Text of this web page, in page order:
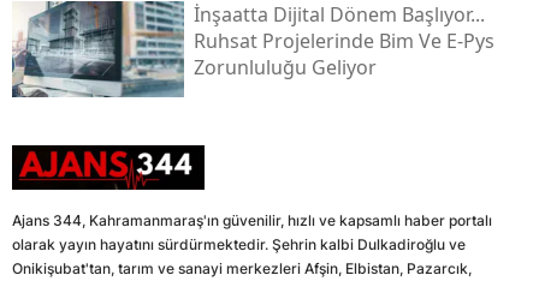
İnşaatta Dijital Dönem Başlıyor...
Ruhsat Projelerinde Bim Ve E-Pys
Zorunluluğu Geliyor
Ajans 344, Kahramanmaraş'ın güvenilir, hızlı ve kapsamlı haber portalı
olarak yayın hayatını sürdürmektedir. Şehrin kalbi Dulkadiroğlu ve
Onikişubat'tan, tarım ve sanayi merkezleri Afşin, Elbistan, Pazarcık,